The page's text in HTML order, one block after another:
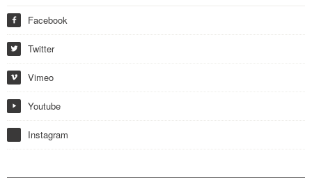
f Facebook
w Twitter
i Vimeo
y Youtube
Instagram